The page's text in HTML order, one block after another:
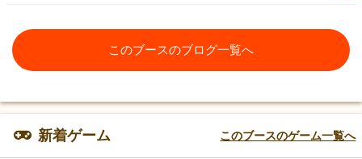
このブースのブログ一覧へ
新着ゲーム このブースのゲーム一覧へ